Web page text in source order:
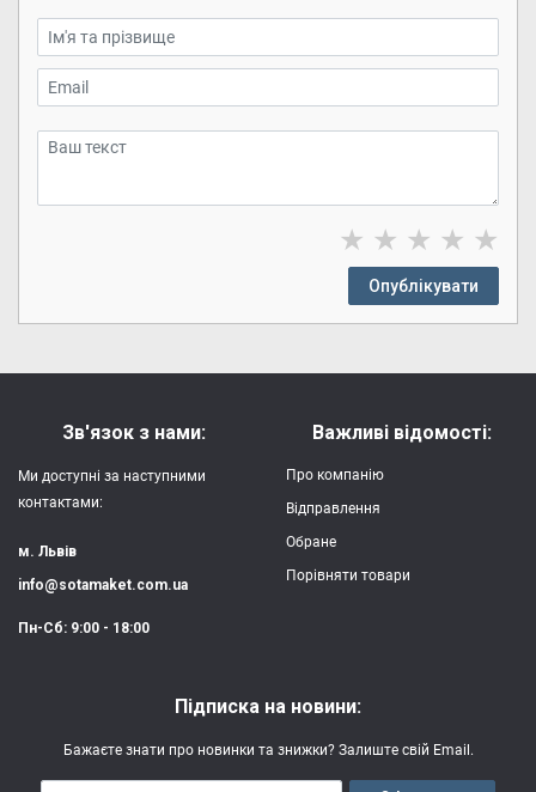
★ ★ ★ ★ ★
Опублікувати
Зв'язок з нами:
Ми доступні за наступними
контактами:
м. Львів
info@sotamaket.com.ua
Пн-Сб: 9:00 - 18:00
Важливі відомості:
Про компанію
Відправлення
Обране
Порівняти товари
Підписка на новини:
Бажаєте знати про новинки та знижки? Залиште свій Email.